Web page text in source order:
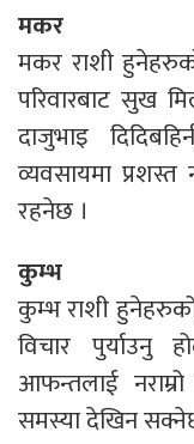
मकर
मकर राशी
परिवारबाट सुख
दाजुभाइ
व्यवसायमा
रहनेछ ।
कुम्भ
कुम्भ राशी
विचार पुर्याउनु
आफन्तलाई
समस्या देखिन